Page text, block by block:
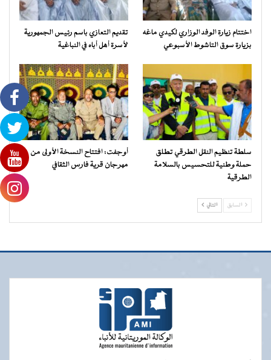
اختتام زيارة الوفد الوزاري لكيدي ماغه
بزيارة سوق التاشوط الأسبوعي
تقديم التعازي باسم رئيس الجمهورية
لأسرة أهل أباه في النباغية
سلطة تنظيم النقل الطرقي تطلق
حملة وطنية للتحسيس بالسلامة
الطرقية
أوجفت: افتتاح النسخة الأولى من
مهرجان قرية فارس الثقافي
السابق التالي